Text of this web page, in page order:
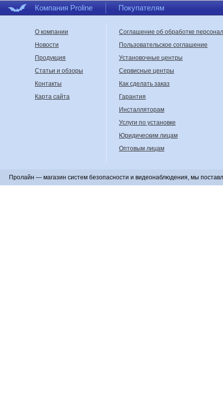
Компания Proline Покупателям
О компании
Новости
Продукция
Статьи и обзоры
Контакты
Карта сайта
Соглашение об обработке
Пользовательское соглашение
Установочные центры
Сервисные центры
Как сделать заказ
Гарантия
Инсталляторам
Услуги по установке
Юридическим лицам
Оптовым лицам
Пролайн — магазин систем безопасности и видеонаблюдения, мы